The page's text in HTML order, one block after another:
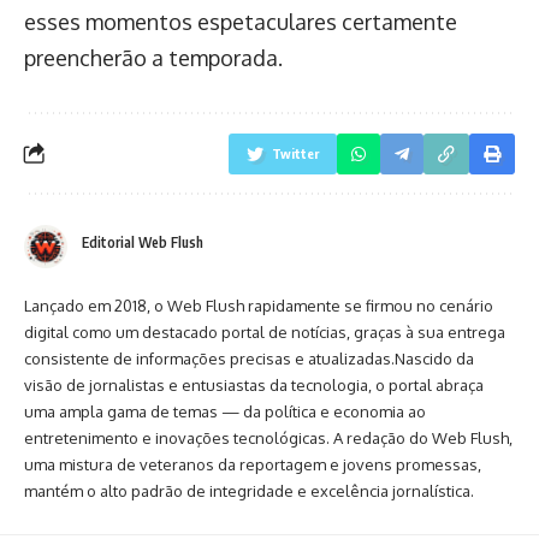
esses momentos espetaculares certamente
preencherão a temporada.
Twitter
Editorial Web Flush
Lançado em 2018, o Web Flush rapidamente se firmou no cenário
digital como um destacado portal de notícias, graças à sua entrega
consistente de informações precisas e atualizadas.Nascido da
visão de jornalistas e entusiastas da tecnologia, o portal abraça
uma ampla gama de temas — da política e economia ao
entretenimento e inovações tecnológicas. A redação do Web Flush,
uma mistura de veteranos da reportagem e jovens promessas,
mantém o alto padrão de integridade e excelência jornalística.